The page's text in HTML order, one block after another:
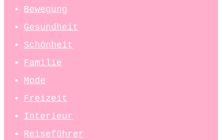
Bewegung
Gesundheit
Schönheit
Familie
Mode
Freizeit
Interieur
Reiseführer